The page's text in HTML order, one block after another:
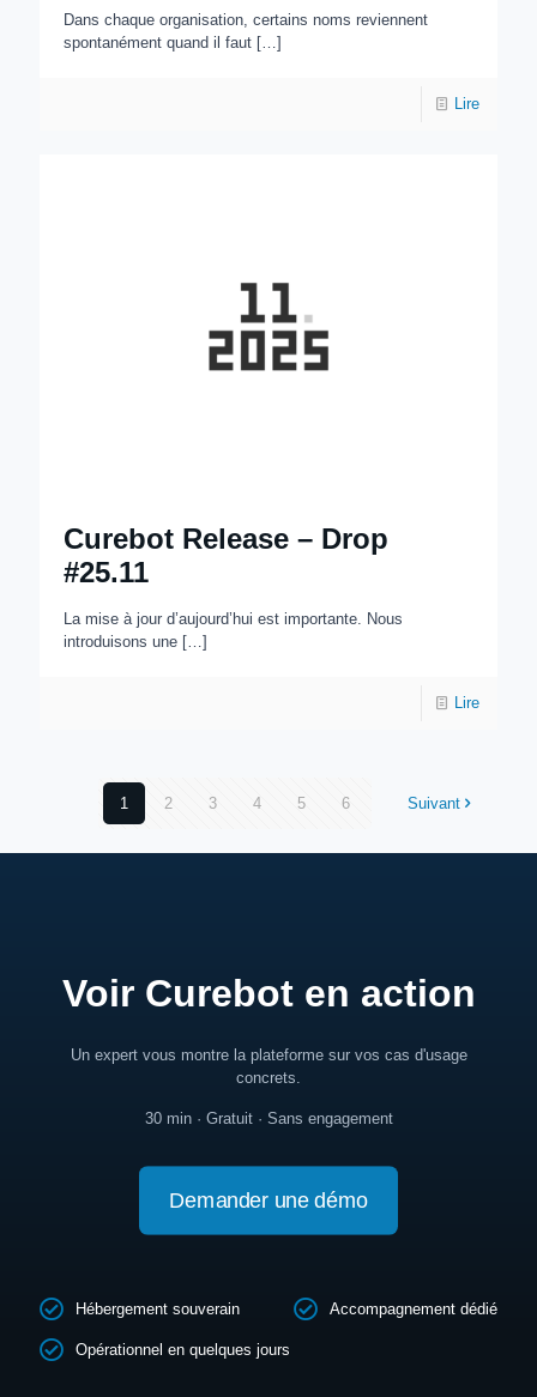
Dans chaque organisation, certains noms reviennent
spontanément quand il faut […]
Lire
Curebot Release – Drop
#25.11
La mise à jour d’aujourd’hui est importante. Nous
introduisons une […]
Lire
1 2 3 4 5 6 Suivant
Voir Curebot en action
Un expert vous montre la plateforme sur vos cas d'usage
concrets.
30 min · Gratuit · Sans engagement
Demander une démo
Hébergement souverain Accompagnement dédié
Opérationnel en quelques jours